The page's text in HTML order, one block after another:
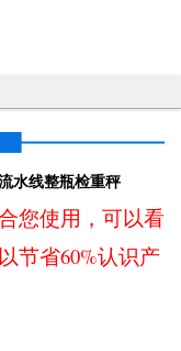
水线整瓶检重秤
您使用，可以看
节省60%认识产